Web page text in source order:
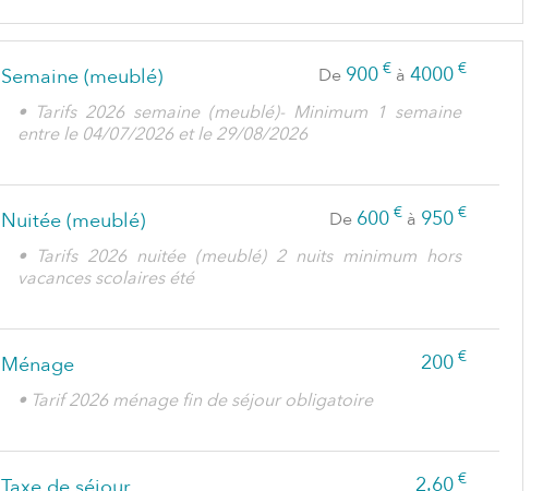
Semaine (meublé) De 900 € à4000 €
• Tarifs 2026 semaine (meublé)- Minimum 1 semaine
entre le 04/07/2026 et le 29/08/2026
Nuitée (meublé) De 600 € à 950 €
• Tarifs 2026 nuitée (meublé) 2 nuits minimum hors
vacances scolaires été
Ménage 200 €
• Tarif 2026 ménage fin de séjour obligatoire
2.60 €